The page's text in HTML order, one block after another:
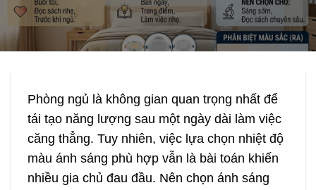
Phòng ngủ là không gian quan trọng nhất để
tái tạo năng lượng sau một ngày dài làm việc
căng thẳng. Tuy nhiên, việc lựa chọn nhiệt độ
màu ánh sáng phù hợp vẫn là bài toán khiến
nhiều gia chủ đau đầu. Nên chọn ánh sáng